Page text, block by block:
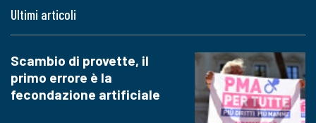
Ultimi articoli
Scambio di provette, il
primo errore è la
fecondazione artificiale